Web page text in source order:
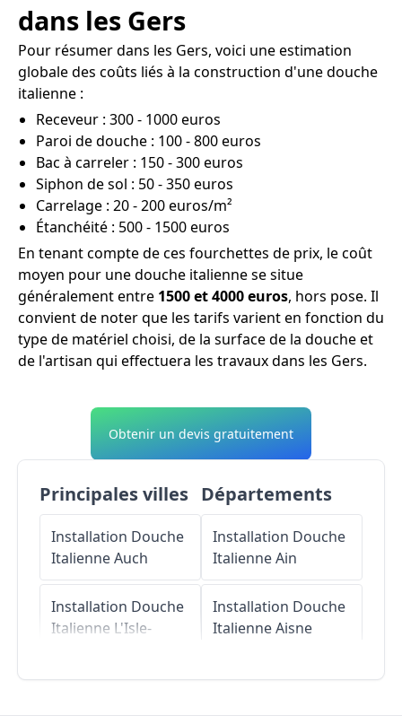
dans les Gers
Pour résumer dans les Gers, voici une estimation
globale des coûts liés à la construction d'une douche
italienne :
Receveur : 300 - 1000 euros
Paroi de douche : 100 - 800 euros
Bac à carreler : 150 - 300 euros
Siphon de sol : 50 - 350 euros
Carrelage : 20 - 200 euros/m²
Étanchéité : 500 - 1500 euros
En tenant compte de ces fourchettes de prix, le coût
moyen pour une douche italienne se situe
généralement entre 1500 et 4000 euros, hors pose. Il
convient de noter que les tarifs varient en fonction du
type de matériel choisi, de la surface de la douche et
de l'artisan qui effectuera les travaux dans les Gers.
Obtenir un devis gratuitement
Principales villes
Installation Douche
ItalienneAuch
Installation Douche
Italienne L'Isle-
ItalienneCondom
Départements
Installation Douche
ItalienneAin
Installation Douche
ItalienneAisne
Installation Douche